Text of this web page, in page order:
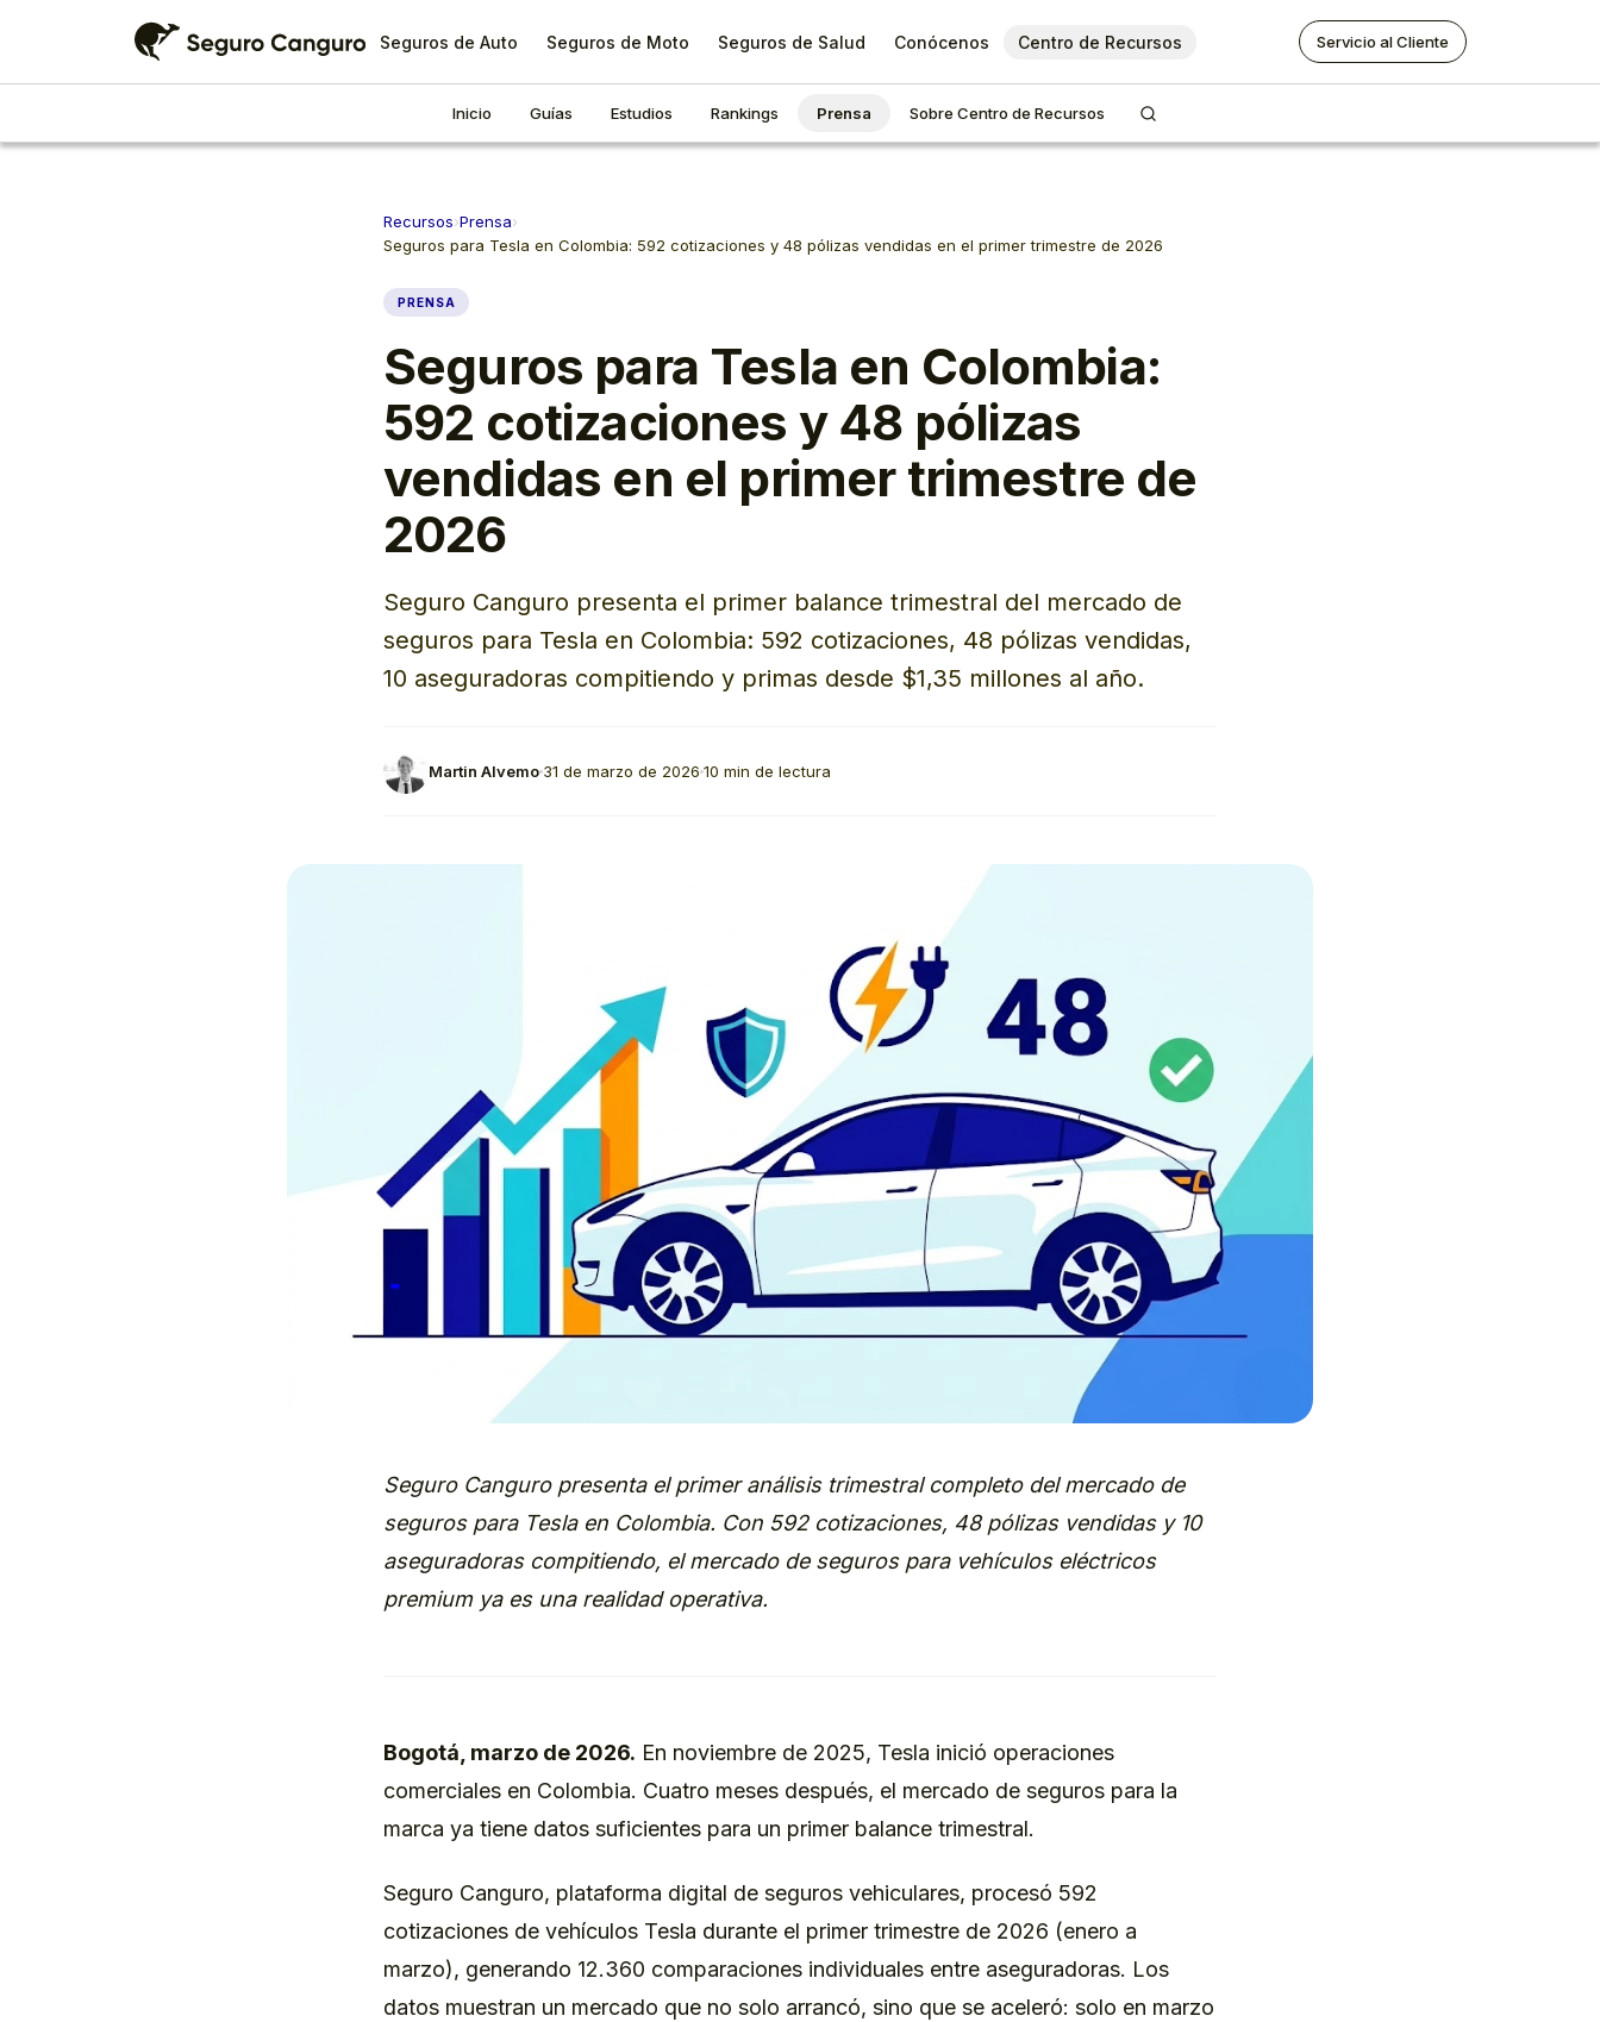
Seguros de Auto Seguros de Moto Seguros de Salud Conócenos Centro de Recursos Servicio al Cliente
Inicio Guías Estudios Rankings Prensa Sobre Centro de Recursos
Recursos›Prensa›
Seguros para Tesla en Colombia: 592 cotizaciones y 48 pólizas vendidas en el primer trimestre de 2026
PRENSA
Seguros para Tesla en Colombia:
592 cotizaciones y 48 pólizas
vendidas en el primer trimestre de
2026
Seguro Canguro presenta el primer balance trimestral del mercado de
seguros para Tesla en Colombia: 592 cotizaciones, 48 pólizas vendidas,
10 aseguradoras compitiendo y primas desde $1,35 millones al año.
Martin Alvemo 31 de marzo de 2026 10 min de lectura
Seguro Canguro presenta el primer análisis trimestral completo del mercado de
seguros para Tesla en Colombia. Con 592 cotizaciones, 48 pólizas vendidas y 10
aseguradoras compitiendo, el mercado de seguros para vehículos eléctricos
premium ya es una realidad operativa.
Bogotá, marzo de 2026. En noviembre de 2025, Tesla inició operaciones
comerciales en Colombia. Cuatro meses después, el mercado de seguros para la
marca ya tiene datos suficientes para un primer balance trimestral.
Seguro Canguro, plataforma digital de seguros vehiculares, procesó 592
cotizaciones de vehículos Tesla durante el primer trimestre de 2026 (enero a
marzo), generando 12.360 comparaciones individuales entre aseguradoras. Los
datos muestran un mercado que no solo arrancó, sino que se aceleró: solo en marzo